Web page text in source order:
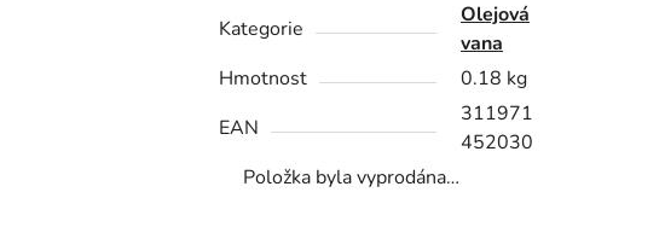
Kategorie
Olejová
vana
Hmotnost
0.18 kg
EAN
311971
452030
Položka byla vyprodána…